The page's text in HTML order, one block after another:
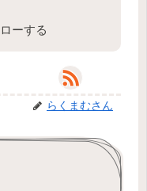
ーする
らくまむさん